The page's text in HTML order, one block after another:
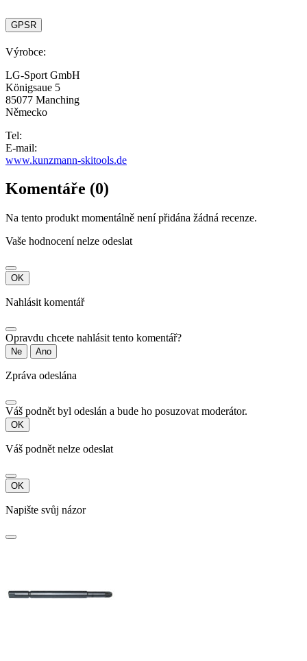
GPSR
Výrobce:
LG-Sport GmbH
Königsaue 5
85077 Manching
Německo
Tel:
E-mail:
www.kunzmann-skitools.de
Komentáře (0)
Na tento produkt momentálně není přidána žádná recenze.
Vaše hodnocení nelze odeslat
OK
Nahlásit komentář
Opravdu chcete nahlásit tento komentář?
Ne Ano
Zpráva odeslána
Váš podnět byl odeslán a bude ho posuzovat moderátor.
OK
Váš podnět nelze odeslat
OK
Napište svůj názor